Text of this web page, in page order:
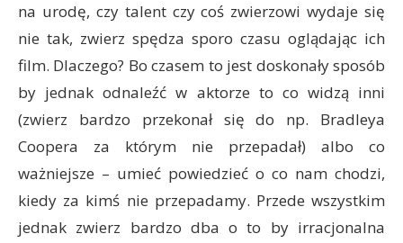
na urodę, czy talent czy coś zwierzowi wydaje się
nie tak, zwierz spędza sporo czasu oglądając ich
film. Dlaczego? Bo czasem to jest doskonały sposób
by jednak odnaleźć w aktorze to co widzą inni
(zwierz bardzo przekonał się do np. Bradleya
Coopera za którym nie przepadał) albo co
ważniejsze – umieć powiedzieć o co nam chodzi,
kiedy za kimś nie przepadamy. Przede wszystkim
jednak zwierz bardzo dba o to by irracjonalna